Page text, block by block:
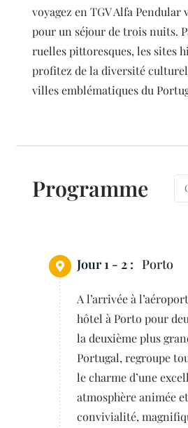
voyagez en TGV Alfa Pendular
pour un séjour de trois nuits.
ruelles pittoresques, les sites
profitez de la diversité
villes emblématiques du
Programme
Jour 1 - 2 : Porto
A l’arrivée à
hôtel à Porto pour
la deuxième plus
Portugal, regroupe
le charme d’une
atmosphère animée
convivialité,